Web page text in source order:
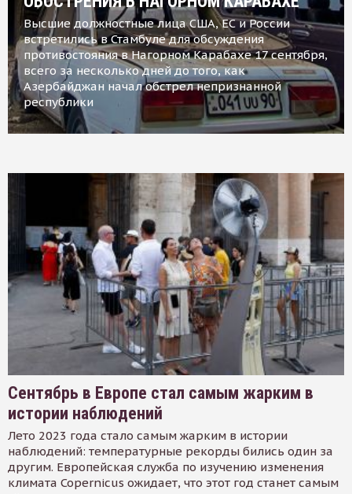
Высшие должностные лица США, ЕС и России
встретились в Стамбуле для обсуждения
противостояния в Нагорном Карабахе 17 сентября,
всего за несколько дней до того, как
Азербайджан начал обстрел непризнанной
республики
Сентябрь в Европе стал самым жарким в
истории наблюдений
Лето 2023 года стало самым жарким в истории
наблюдений: температурные рекорды бились один за
другим. Европейская служба по изучению изменения
климата Copernicus ожидает, что этот год станет самым